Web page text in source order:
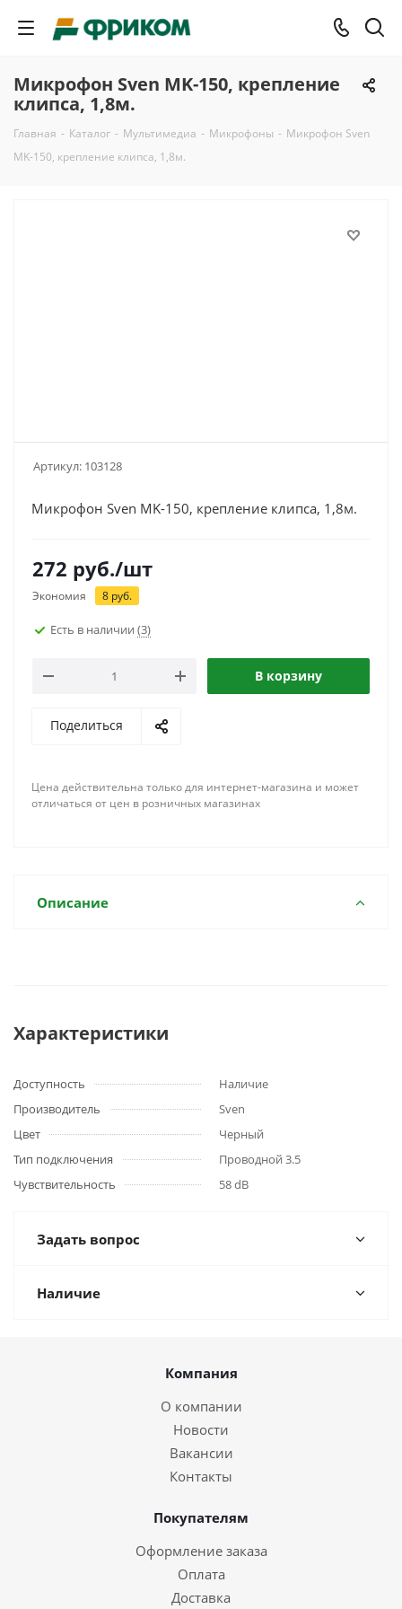
Микрофон Sven MK-150, крепление
клипса, 1,8м.
Главная - Каталог - Мультимедиа - Микрофоны - Микрофон Sven
MK-150, крепление клипса, 1,8м.
Артикул: 103128
Микрофон Sven MK-150, крепление клипса, 1,8м.
272 руб./шт
Экономия 8 руб.
Есть в наличии (3)
В корзину
Поделиться
Цена действительна только для интернет-магазина и может
отличаться от цен в розничных магазинах
Описание
Характеристики
Доступность
Наличие
Производитель
Sven
Цвет
Черный
Тип подключения
Проводной 3.5
Чувствительность
58 dB
Задать вопрос
Наличие
Компания
О компании
Новости
Вакансии
Контакты
Покупателям
Оформление заказа
Оплата
Доставка